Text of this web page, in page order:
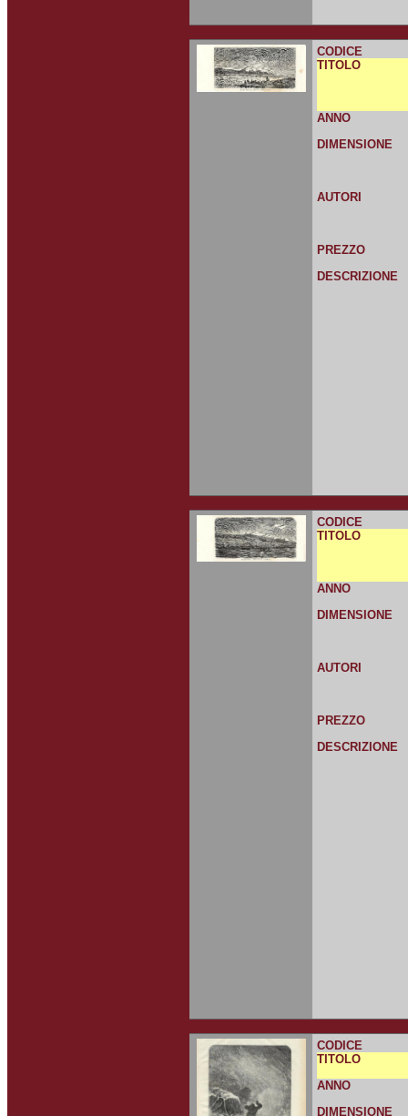
CODICE
TITOLO
ANNO
DIMENSIONE
AUTORI
PREZZO
DESCRIZIONE
CODICE
TITOLO
ANNO
DIMENSIONE
AUTORI
PREZZO
DESCRIZIONE
CODICE
TITOLO
ANNO
DIMENSIONE